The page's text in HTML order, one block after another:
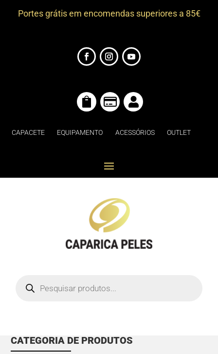
Portes grátis em encomendas superiores a 85€
  
CAPACETE EQUIPAMENTO ACESSÓRIOS OUTLET
search
CATEGORIA DE PRODUTOS